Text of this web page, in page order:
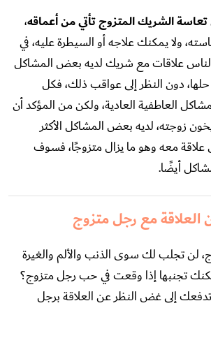
الشريك المتزوج تأتي من أعماقه،
ولا يمكنك علاجه أو السيطرة عليه، في
الناس علاقات مع شريك لديه بعض المشاكل
حلها، دون النظر إلى عواقب ذلك، فكل
العاطفية العادية، ولكن من المؤكد أن
زوجته، لديه بعض المشاكل الأكثر
علاقة معه وهو ما يزال متزوجًا، فسوف
أيضًا.
مع رجل متزوج
لن تجلب لك سوى الذنب والألم والغيرة
تجنبها إذا وقعت في حب رجل متزوج؟
تدفعك إلى غض النظر عن العلاقة برجل